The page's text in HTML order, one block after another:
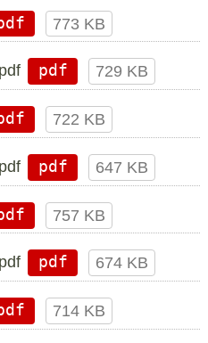
773 KB
pdf 729 KB
722 KB
pdf 647 KB
757 KB
pdf 674 KB
714 KB